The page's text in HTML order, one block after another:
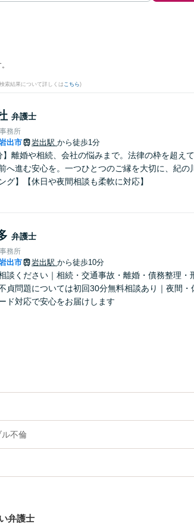
索結果について詳しくは こちら)
弁護士
務所
出市 岩出駅 から徒歩1分
】離婚や相続、会社の悩みまで。法律の枠を超え
へ進む安心を。一つひとつのご縁を大切に、紀
グ】【休日や夜間相談も柔軟に対応】
弁護士
務所
出市 岩出駅 から徒歩10分
談ください｜相続・交通事故・離婚・債務整理・
貞問題については初回30分無料相談あり｜夜間
ド対応で安心をお届けします
不倫
弁護士